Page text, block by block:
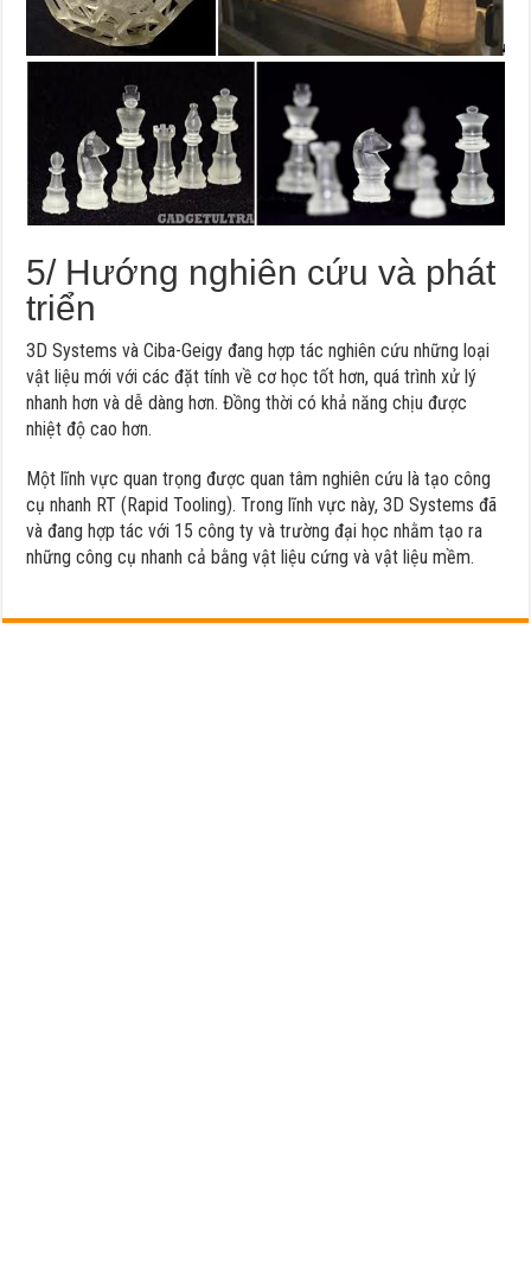
5/ Hướng nghiên cứu và phát
triển
3D Systems và Ciba-Geigy đang hợp tác nghiên cứu những loại
vật liệu mới với các đặt tính về cơ học tốt hơn, quá trình xử lý
nhanh hơn và dễ dàng hơn. Đồng thời có khả năng chịu được
nhiệt độ cao hơn.
Một lĩnh vực quan trọng được quan tâm nghiên cứu là tạo công
cụ nhanh RT (Rapid Tooling). Trong lĩnh vực này, 3D Systems đã
và đang hợp tác với 15 công ty và trường đại học nhằm tạo ra
những công cụ nhanh cả bằng vật liệu cứng và vật liệu mềm.